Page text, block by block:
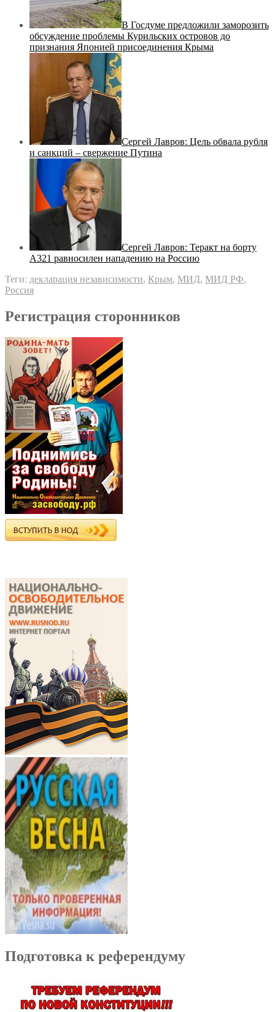
В Госдуме предложили заморозить
обсуждение проблемы Курильских островов до
признания Японией присоединения Крыма
Сергей Лавров: Цель обвала рубля
и санкций – свержение Путина
Сергей Лавров: Теракт на борту
A321 равносилен нападению на Россию
Теги: декларация независимости, Крым, МИД, МИД РФ,
Россия
Регистрация сторонников
Подготовка к референдуму